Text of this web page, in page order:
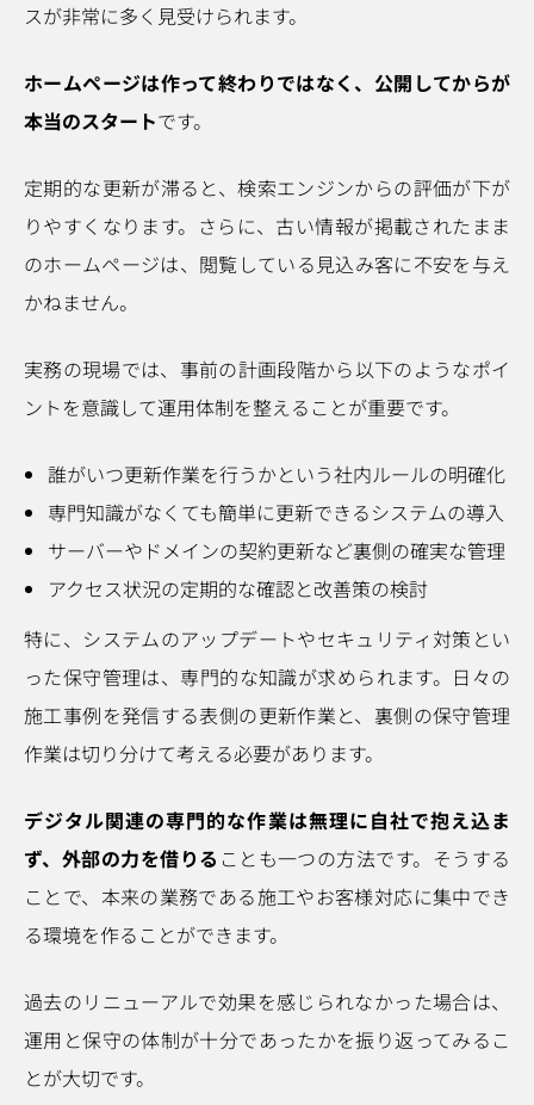
スが非常に多く見受けられます。
ホームページは作って終わりではなく、公開してからが
本当のスタートです。
定期的な更新が滞ると、検索エンジンからの評価が下が
りやすくなります。さらに、古い情報が掲載されたまま
のホームページは、閲覧している見込み客に不安を与え
かねません。
実務の現場では、事前の計画段階から以下のようなポイ
ントを意識して運用体制を整えることが重要です。
誰がいつ更新作業を行うかという社内ルールの明確化
専門知識がなくても簡単に更新できるシステムの導入
サーバーやドメインの契約更新など裏側の確実な管理
アクセス状況の定期的な確認と改善策の検討
特に、システムのアップデートやセキュリティ対策とい
った保守管理は、専門的な知識が求められます。日々の
施工事例を発信する表側の更新作業と、裏側の保守管理
作業は切り分けて考える必要があります。
デジタル関連の専門的な作業は無理に自社で抱え込ま
ず、外部の力を借りる ことも一つの方法です。そうする
ことで、本来の業務である施工やお客様対応に集中でき
る環境を作ることができます。
過去のリニューアルで効果を感じられなかった場合は、
運用と保守の体制が十分であったかを振り返ってみるこ
とが大切です。